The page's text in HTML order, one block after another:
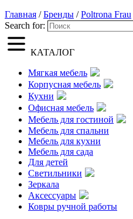
Главная /Бренды /Poltrona Frau
Search for:
КАТАЛОГ
Мягкая мебель
Корпусная мебель
Кухни
Офисная мебель
Мебель для гостиной
Мебель для спальни
Мебель для кухни
Мебель для сада
Для детей
Светильники
Зеркала
Аксессуары
Ковры ручной работы